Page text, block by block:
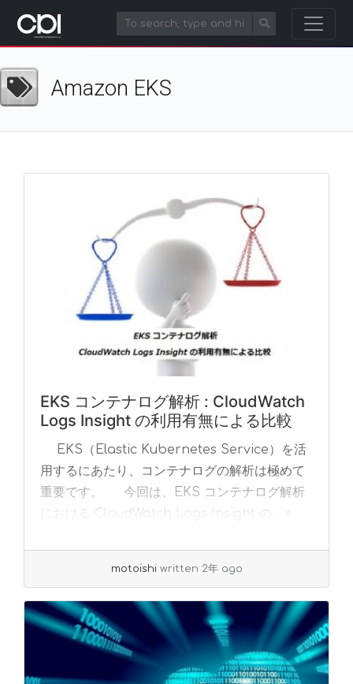
Amazon EKS
EKS コンテナログ解析 : CloudWatch
Logs Insight の利用有無による比較
EKS（Elastic Kubernetes Service）を活
用するにあたり、コンテナログの解析は極めて
重要です。 今回は、EKS コンテナログ解析
における CloudWatch Logs Insight の... »
motoishi written 2年 ago